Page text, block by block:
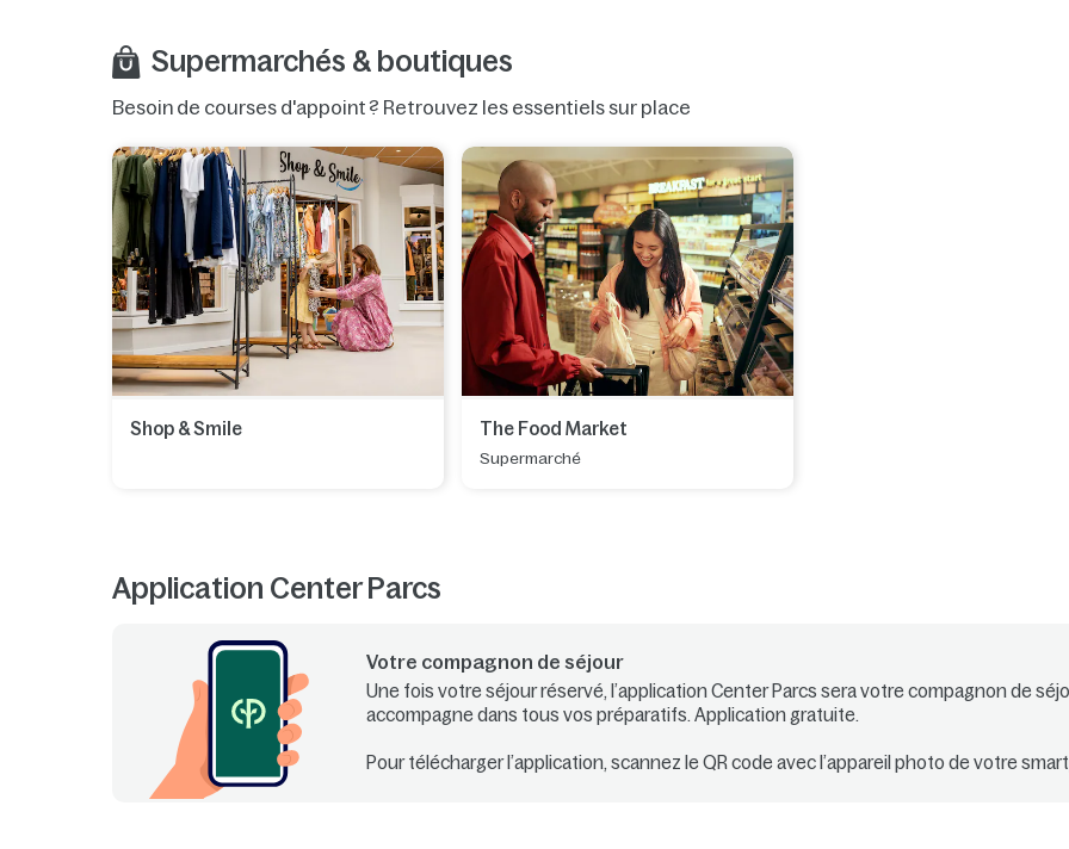
Supermarchés & boutiques
Besoin de courses d'appoint ? Retrouvez les essentiels sur place
Shop & Smile The Food Market
Supermarché
Application Center Parcs
Votre compagnon de séjour
Une fois votre séjour réservé, l’application Center Parcs sera votre compagnon de
accompagne dans tous vos préparatifs. Application gratuite.
Pour télécharger l’application, scannez le QR code avec l’appareil photo de votre